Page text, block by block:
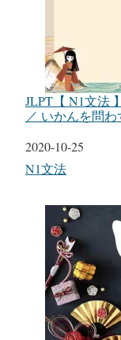
JLPT【 N1文法
／ いかんを問わ
日付
2020-10-25
関連理由
N1文法